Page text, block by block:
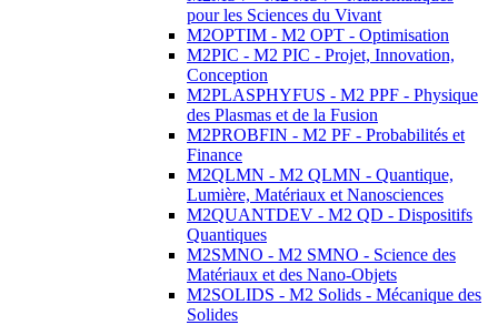
pour les Sciences du Vivant
M2OPTIM - M2 OPT - Optimisation
M2PIC - M2 PIC - Projet, Innovation,
Conception
M2PLASPHYFUS - M2 PPF - Physique
des Plasmas et de la Fusion
M2PROBFIN - M2 PF - Probabilités et
Finance
M2QLMN - M2 QLMN - Quantique,
Lumière, Matériaux et Nanosciences
M2QUANTDEV - M2 QD - Dispositifs
Quantiques
M2SMNO - M2 SMNO - Science des
Matériaux et des Nano-Objets
M2SOLIDS - M2 Solids - Mécanique des
Solides